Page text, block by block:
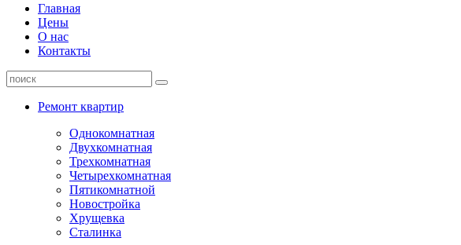
Главная
Цены
О нас
Контакты
Ремонт квартир
Однокомнатная
Двухкомнатная
Трехкомнатная
Четырехкомнатная
Пятикомнатной
Новостройка
Хрущевка
Сталинка